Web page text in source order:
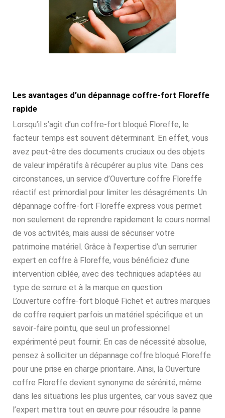
Les avantages d’un dépannage coffre-fort Floreffe
rapide
Lorsqu’il s’agit d’un coffre-fort bloqué Floreffe, le
facteur temps est souvent déterminant. En effet, vous
avez peut-être des documents cruciaux ou des objets
de valeur impératifs à récupérer au plus vite. Dans ces
circonstances, un service d’Ouverture coffre Floreffe
réactif est primordial pour limiter les désagréments. Un
dépannage coffre-fort Floreffe express vous permet
non seulement de reprendre rapidement le cours normal
de vos activités, mais aussi de sécuriser votre
patrimoine matériel. Grâce à l’expertise d’un serrurier
expert en coffre à Floreffe, vous bénéficiez d’une
intervention ciblée, avec des techniques adaptées au
type de serrure et à la marque en question.
L’ouverture coffre-fort bloqué Fichet et autres marques
de coffre requiert parfois un matériel spécifique et un
savoir-faire pointu, que seul un professionnel
expérimenté peut fournir. En cas de nécessité absolue,
pensez à solliciter un dépannage coffre bloqué Floreffe
pour une prise en charge prioritaire. Ainsi, la Ouverture
coffre Floreffe devient synonyme de sérénité, même
dans les situations les plus urgentes, car vous savez que
l’expert mettra tout en œuvre pour résoudre la panne